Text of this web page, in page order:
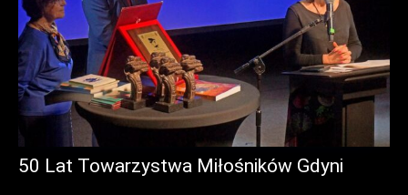
50 Lat Towarzystwa Miłośników Gdyni